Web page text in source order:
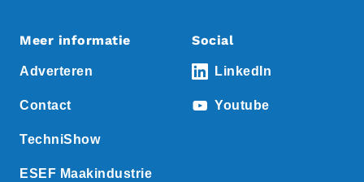
Meer informatie
Adverteren
Contact
TechniShow
ESEF Maakindustrie
Social
LinkedIn
Youtube